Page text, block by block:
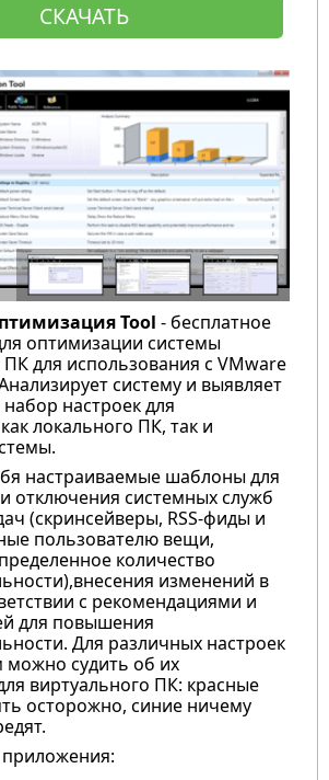
СКАЧАТЬ
Tool - бесплатное
оптимизации системы
ПК для использования с VMware
систему и выявляет
настроек для
локального ПК, так и
настраиваемые шаблоны для
отключения системных служб
(скринсейверы, RSS-фиды и
пользователю вещи,
количество
изменений в
с рекомендациями и
для повышения
Для различных настроек
можно судить об их
виртуального ПК: красные
осторожно, синие ничему